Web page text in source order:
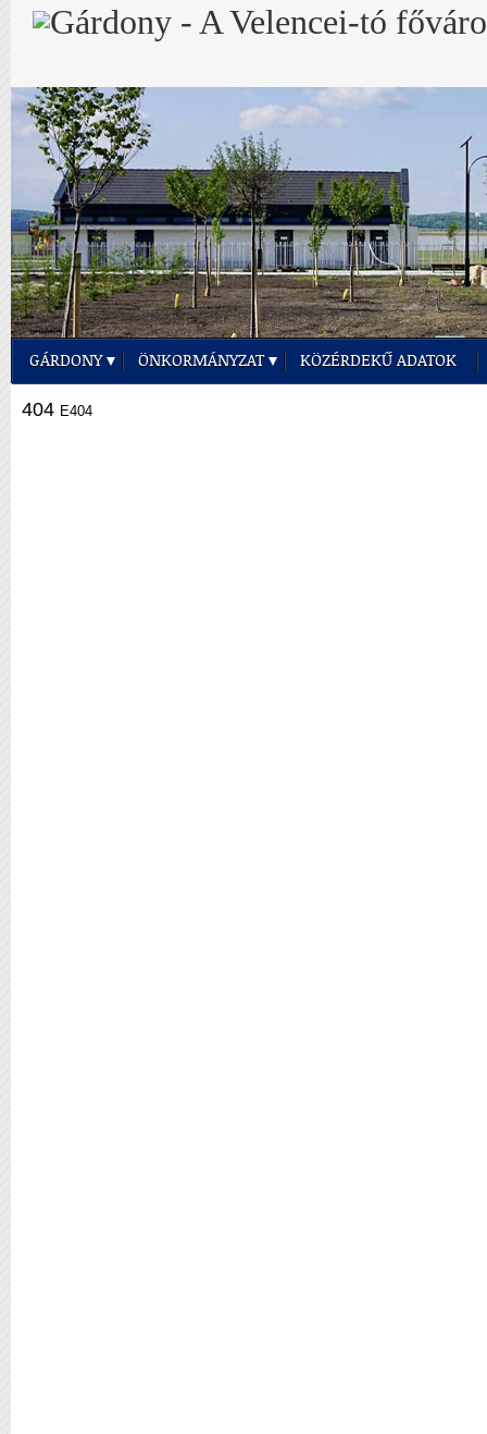
GÁRDONY ÖNKORMÁNYZAT KÖZÉRDEKŰ ADATOK
404 E404